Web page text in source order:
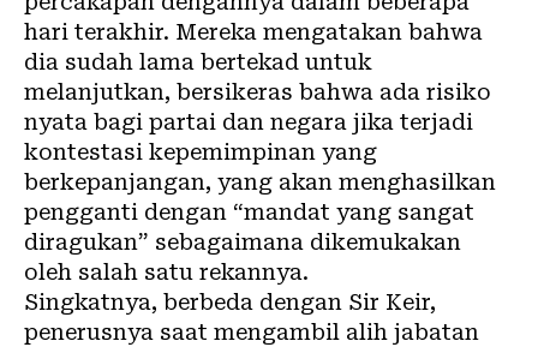
hari terakhir. Mereka mengatakan bahwa
dia sudah lama bertekad untuk
melanjutkan, bersikeras bahwa ada risiko
nyata bagi partai dan negara jika terjadi
kontestasi kepemimpinan yang
berkepanjangan, yang akan menghasilkan
pengganti dengan “mandat yang sangat
diragukan” sebagaimana dikemukakan
oleh salah satu rekannya.
Singkatnya, berbeda dengan Sir Keir,
penerusnya saat mengambil alih jabatan